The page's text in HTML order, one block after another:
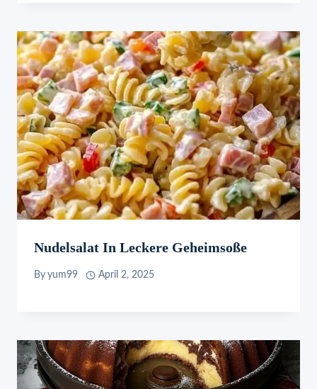
Nudelsalat In Leckere Geheimsoße
By yum99 April 2, 2025